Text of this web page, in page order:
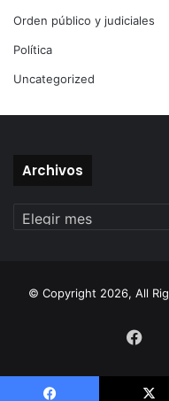
Orden público y judiciales
Política
Uncategorized
Archivos
© Copyright 2026, All